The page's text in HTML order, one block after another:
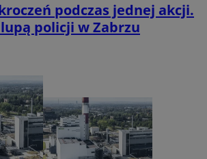
podczas jednej akcji.
policji w Zabrzu